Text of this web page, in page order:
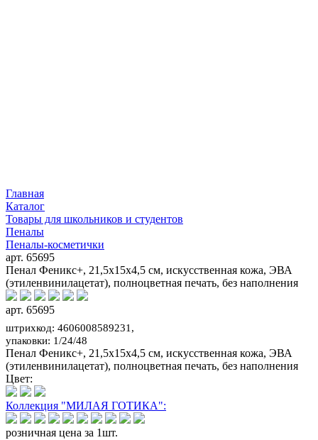
Главная
Каталог
Товары для школьников и студентов
Пеналы
Пеналы-косметички
арт. 65695
Пенал Феникс+, 21,5х15х4,5 см, искусственная кожа, ЭВА
(этиленвинилацетат), полноцветная печать, без наполнения
арт. 65695
штрихкод: 4606008589231,
упаковки: 1/24/48
Пенал Феникс+, 21,5х15х4,5 см, искусственная кожа, ЭВА
(этиленвинилацетат), полноцветная печать, без наполнения
Цвет:
Коллекция "МИЛАЯ ГОТИКА":
розничная цена за 1шт.